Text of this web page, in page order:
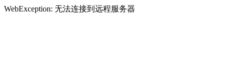
WebException: 无法连接到远程服务器